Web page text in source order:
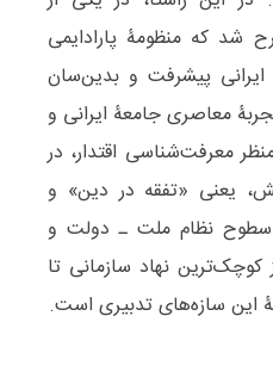
که منظومۀ پارادایمی
ایرانی پیشرفت و بدین‌سان
معاصری جامعۀ ایرانی و
معرفت‌شناسی اقتدار، در
یعنی «تفقه در دین» و
سطوح نظام ملت ـ دولت و
نهاد سازمانی تا
این سازه‌های تدبیری است.